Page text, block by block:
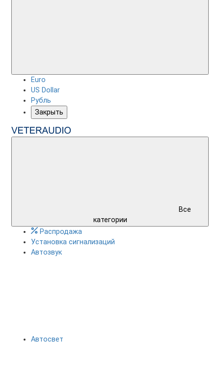
Euro
US Dollar
Рубль
Закрыть
Все
категории
Распродажа
Установка сигнализаций
Автозвук
Автосвет